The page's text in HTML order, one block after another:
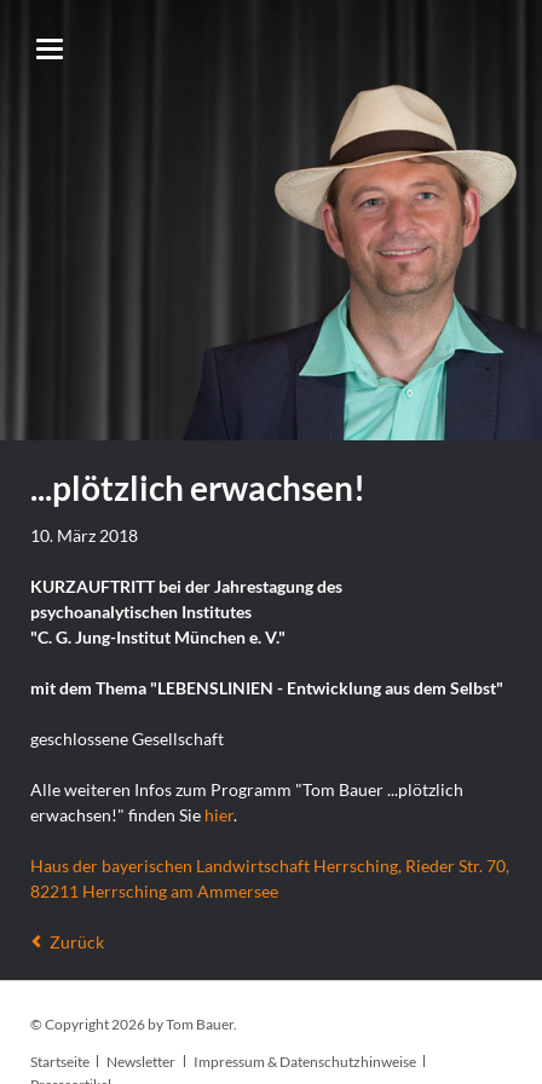
...plötzlich erwachsen!
10. März 2018
KURZAUFTRITT bei der Jahrestagung des
psychoanalytischen Institutes
"C. G. Jung-Institut München e. V."
mit dem Thema "LEBENSLINIEN - Entwicklung aus dem Selbst"
geschlossene Gesellschaft
Alle weiteren Infos zum Programm "Tom Bauer ...plötzlich
erwachsen!" finden Sie hier.
Haus der bayerischen Landwirtschaft Herrsching, Rieder Str. 70,
82211 Herrsching am Ammersee
Zurück
© Copyright 2026 by Tom Bauer.
Navigation
Startseite Newsletter
Impressum & Datenschutzhinweise